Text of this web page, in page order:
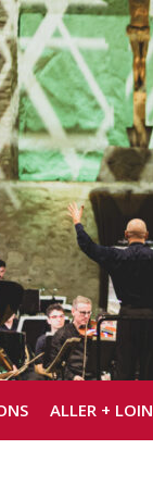
ALLER + LOIN